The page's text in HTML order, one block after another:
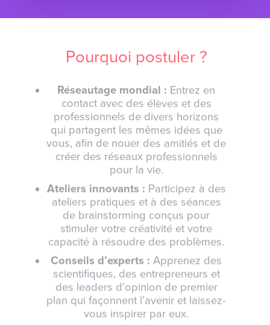
Pourquoi postuler ?
Réseautage mondial : Entrez en
contact avec des élèves et des
professionnels de divers horizons
qui partagent les mêmes idées que
vous, afin de nouer des amitiés et de
créer des réseaux professionnels
pour la vie.
Ateliers innovants : Participez à des
ateliers pratiques et à des séances
de brainstorming conçus pour
stimuler votre créativité et votre
capacité à résoudre des problèmes.
Conseils d’experts : Apprenez des
scientifiques, des entrepreneurs et
des leaders d’opinion de premier
plan qui façonnent l’avenir et laissez-
vous inspirer par eux.